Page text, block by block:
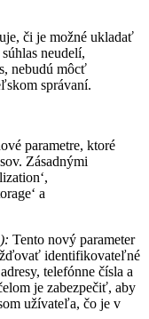
či je možné ukladať
neudelí,
nebudú môcť
správaní.
parametre, ktoré
Zásadnými
a
Tento nový parameter
identifikovateľné
telefónne čísla a
je zabezpečiť, aby
užívateľa, čo je v